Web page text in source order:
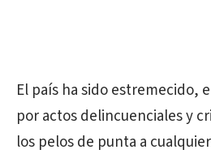
El país ha sido estremecido,
por actos delincuenciales y
los pelos de punta a